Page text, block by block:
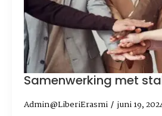
Samenwerking met
Admin@LiberiErasmi juni 19,